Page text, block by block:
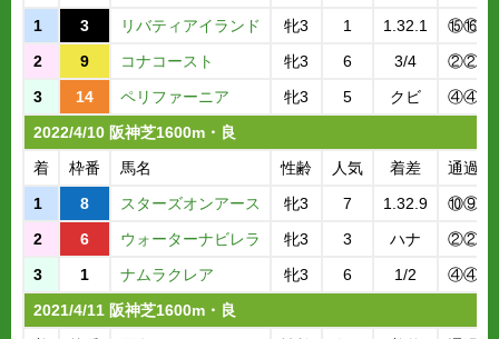
1
3 リバティアイランド 牝3 1 1.32.1
⑮⑯
2
9 コナコースト 牝3 6 3/4
②②
3
14 ペリファーニア 牝3 5 クビ
④④
2022/4/10 阪神芝1600m・良
着
枠番 馬名 性齢 人気 着差
通過順
1
8 スターズオンアース 牝3 7 1.32.9
⑩⑨
2
6 ウォーターナビレラ 牝3 3 ハナ
②②
3
1 ナムラクレア 牝3 6 1/2
④④
2021/4/11 阪神芝1600m・良